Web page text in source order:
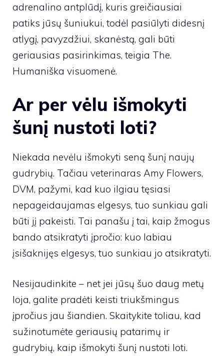
adrenalino antplūdį, kuris greičiausiai
patiks jūsų šuniukui, todėl pasiūlyti didesnį
atlygį, pavyzdžiui, skanėstą, gali būti
geriausias pasirinkimas, teigia The.
Humaniška visuomenė.
Ar per vėlu išmokyti
šunį nustoti loti?
Niekada nevėlu išmokyti seną šunį naujų
gudrybių. Tačiau veterinaras Amy Flowers,
DVM, pažymi, kad kuo ilgiau tęsiasi
nepageidaujamas elgesys, tuo sunkiau gali
būti jį pakeisti. Tai panašu į tai, kaip žmogus
bando atsikratyti įpročio: kuo labiau
įsišaknijęs elgesys, tuo sunkiau jo atsikratyti.
Nesijaudinkite – net jei jūsų šuo daug metų
loja, galite pradėti keisti triukšmingus
įpročius jau šiandien. Skaitykite toliau, kad
sužinotumėte geriausių patarimų ir
gudrybių, kaip išmokyti šunį nustoti loti.